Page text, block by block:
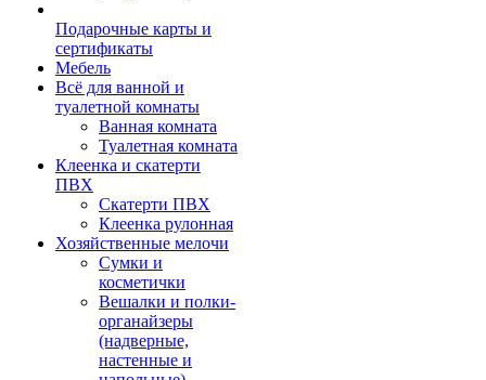
Подарочные карты и
сертификаты
Мебель
Всё для ванной и
туалетной комнаты
Ванная комната
Туалетная комната
Клеенка и скатерти
ПВХ
Скатерти ПВХ
Клеенка рулонная
Хозяйственные мелочи
Сумки и
косметички
Вешалки и полки-
органайзеры
(надверные,
настенные и